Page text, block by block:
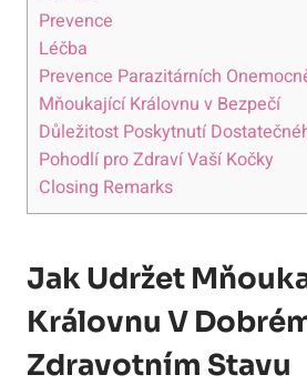
Prevence
Léčba
Prevence Parazitárních
Mňoukající Královnu v Bezpečí
Důležitost Poskytnutí
Pohodlí pro Zdraví Vaší Kočky
Closing Remarks
Jak Udržet
Královnu V
Zdravotním Stavu